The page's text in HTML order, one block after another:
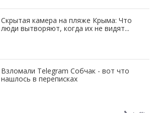
Скрытая камера на пляже Крыма: Что
люди вытворяют, когда их не видят...
Взломали Telegram Собчак - вот что
нашлось в переписках